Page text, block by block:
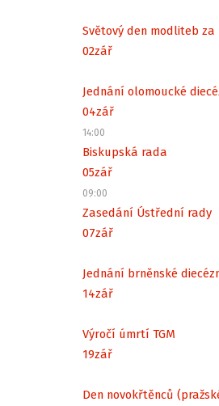
Světový den modliteb za
02zář
Jednání olomoucké
04zář
14:00
Biskupská rada
05zář
09:00
Zasedání Ústřední rady
07zář
Jednání brněnské
14zář
Výročí úmrtí TGM
19zář
Den novokřtěnců